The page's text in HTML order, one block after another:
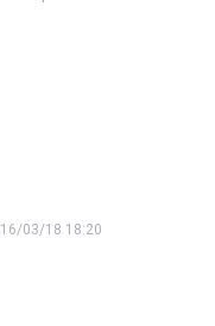
16/03/18 18:20